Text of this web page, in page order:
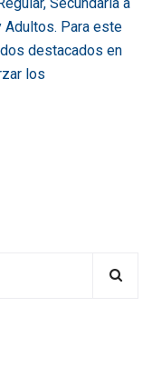
Adultos. Para este
destacados en
los